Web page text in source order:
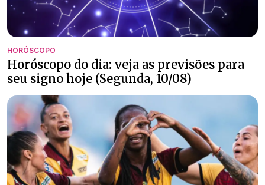
HORÓSCOPO
Horóscopo do dia: veja as previsões para
seu signo hoje (Segunda, 10/08)